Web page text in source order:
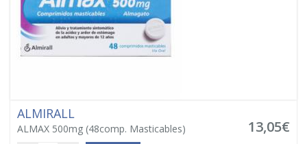
ALMIRALL
ALMAX 500mg (48comp. Masticables) 13,05€